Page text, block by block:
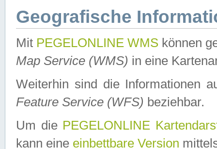
Geografische
Mit PEGELONLINE WMS können
Map Service (WMS) in eine
Weiterhin sind die Informationen
Feature Service (WFS) beziehbar.
Um die PEGELONLINE
kann eine einbettbare Version